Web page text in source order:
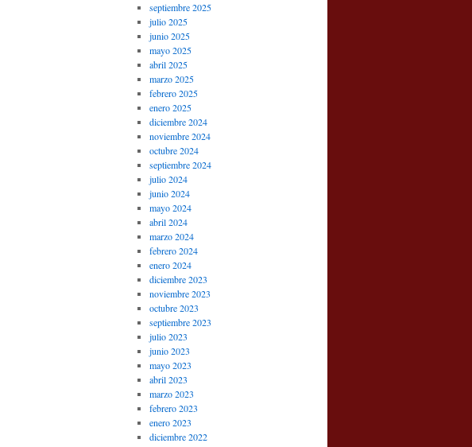
septiembre 2025
julio 2025
junio 2025
mayo 2025
abril 2025
marzo 2025
febrero 2025
enero 2025
diciembre 2024
noviembre 2024
octubre 2024
septiembre 2024
julio 2024
junio 2024
mayo 2024
abril 2024
marzo 2024
febrero 2024
enero 2024
diciembre 2023
noviembre 2023
octubre 2023
septiembre 2023
julio 2023
junio 2023
mayo 2023
abril 2023
marzo 2023
febrero 2023
enero 2023
diciembre 2022